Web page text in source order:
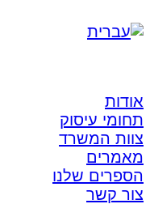
אודות
תחומי עיסוק
צוות המשרד
מאמרים
הספרים שלנו
צור קשר